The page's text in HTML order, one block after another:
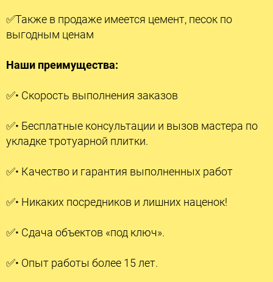
✅Также в продаже имеется цемент, песок по
выгодным ценам
Наши преимущества:
✅• Скорость выполнения заказов
✅• Бесплатные консультации и вызов мастера по
укладке тротуарной плитки.
✅• Качество и гарантия выполненных работ
✅• Никаких посредников и лишних наценок!
✅• Сдача объектов «под ключ».
✅• Опыт работы более 15 лет.